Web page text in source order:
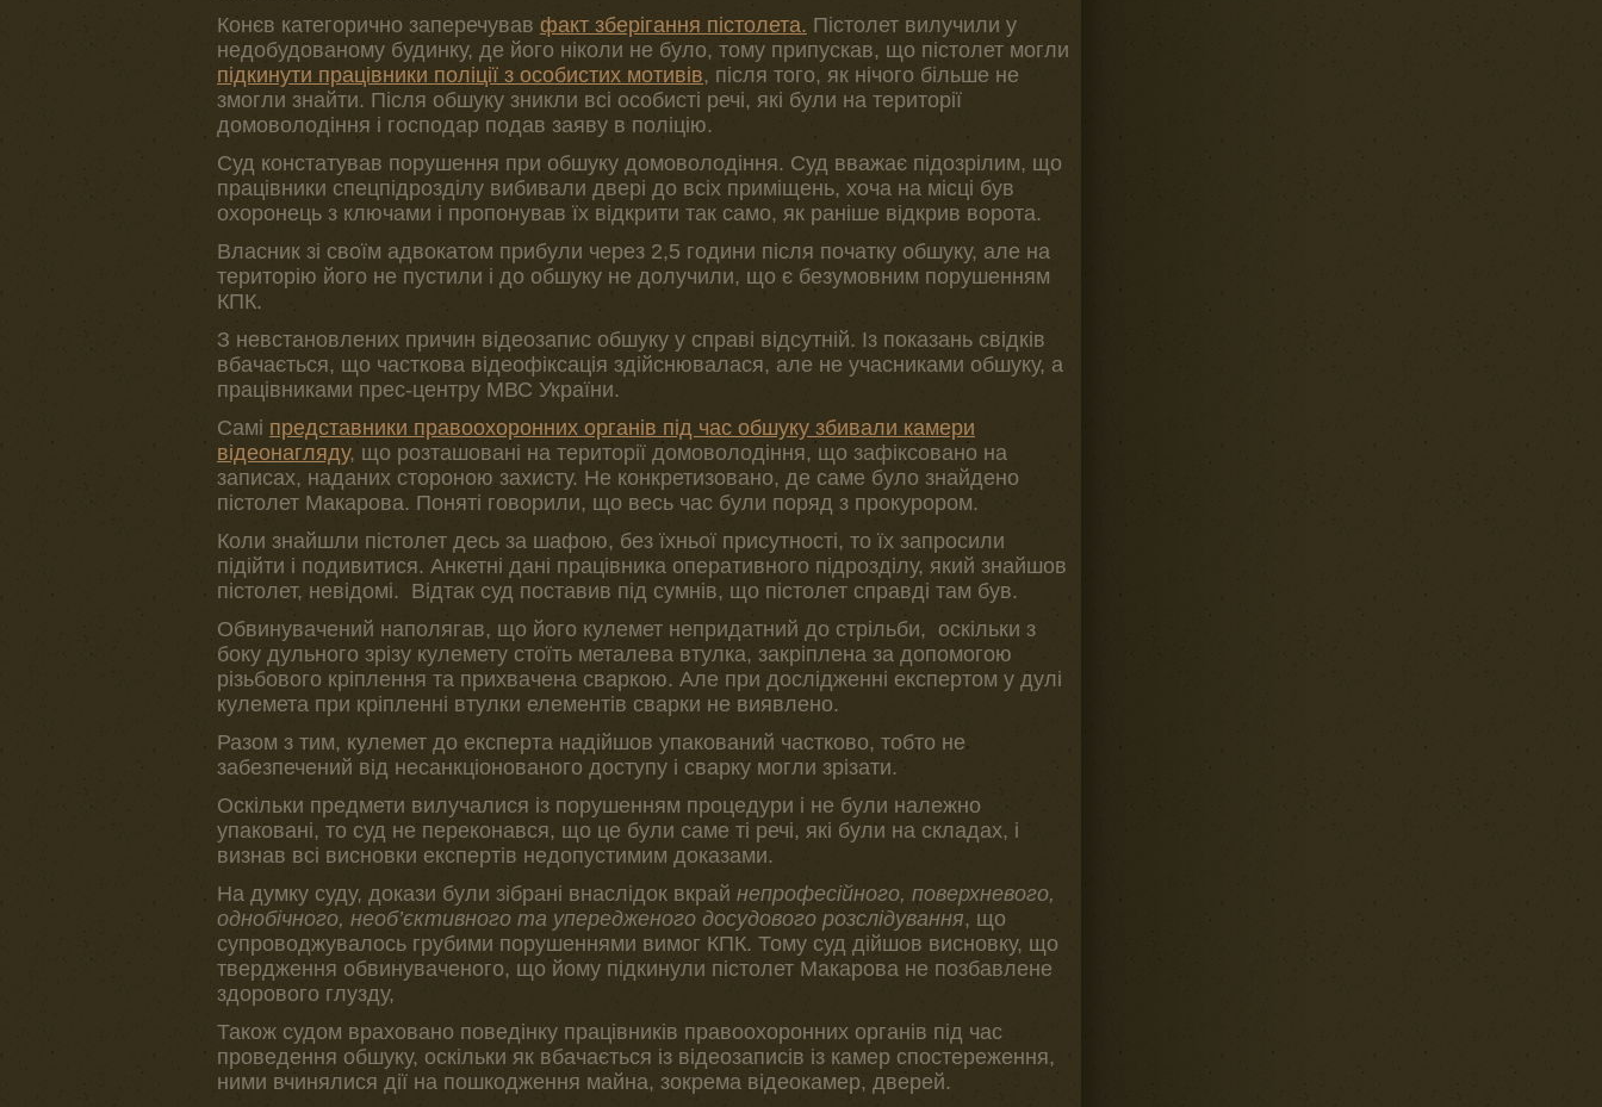
Конєв категорично заперечував факт зберігання пістолета. Пістолет вилучили у
недобудованому будинку, де його ніколи не було, тому припускав, що пістолет могли
підкинути працівники поліції з особистих мотивів, після того, як нічого більше не
змогли знайти. Після обшуку зникли всі особисті речі, які були на території
домоволодіння і господар подав заяву в поліцію.
Суд констатував порушення при обшуку домоволодіння. Суд вважає підозрілим, що
працівники спецпідрозділу вибивали двері до всіх приміщень, хоча на місці був
охоронець з ключами і пропонував їх відкрити так само, як раніше відкрив ворота.
Власник зі своїм адвокатом прибули через 2,5 години після початку обшуку, але на
територію його не пустили і до обшуку не долучили, що є безумовним порушенням
КПК.
З невстановлених причин відеозапис обшуку у справі відсутній. Із показань свідків
вбачається, що часткова відеофіксація здійснювалася, але не учасниками обшуку, а
працівниками прес-центру МВС України.
Самі представники правоохоронних органів під час обшуку збивали камери
відеонагляду, що розташовані на території домоволодіння, що зафіксовано на
записах, наданих стороною захисту. Не конкретизовано, де саме було знайдено
пістолет Макарова. Поняті говорили, що весь час були поряд з прокурором.
Коли знайшли пістолет десь за шафою, без їхньої присутності, то їх запросили
підійти і подивитися. Анкетні дані працівника оперативного підрозділу, який знайшов
пістолет, невідомі. Відтак суд поставив під сумнів, що пістолет справді там був.
Обвинувачений наполягав, що його кулемет непридатний до стрільби, оскільки з
боку дульного зрізу кулемету стоїть металева втулка, закріплена за допомогою
різьбового кріплення та прихвачена сваркою. Але при дослідженні експертом у дулі
кулемета при кріпленні втулки елементів сварки не виявлено.
Разом з тим, кулемет до експерта надійшов упакований частково, тобто не
забезпечений від несанкціонованого доступу і сварку могли зрізати.
Оскільки предмети вилучалися із порушенням процедури і не були належно
упаковані, то суд не переконався, що це були саме ті речі, які були на складах, і
визнав всі висновки експертів недопустимим доказами.
На думку суду, докази були зібрані внаслідок вкрай непрофесійного, поверхневого,
однобічного, необ’єктивного та упередженого досудового розслідування, що
супроводжувалось грубими порушеннями вимог КПК. Тому суд дійшов висновку, що
твердження обвинуваченого, що йому підкинули пістолет Макарова не позбавлене
здорового глузду,
Також судом враховано поведінку працівників правоохоронних органів під час
проведення обшуку, оскільки як вбачається із відеозаписів із камер спостереження,
ними вчинялися дії на пошкодження майна, зокрема відеокамер, дверей.